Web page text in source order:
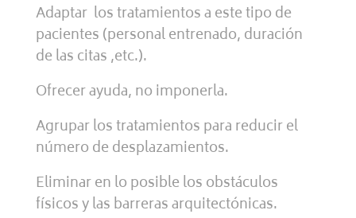
Adaptar los tratamientos a este tipo de
pacientes (personal entrenado, duración
de las citas ,etc.).
Ofrecer ayuda, no imponerla.
Agrupar los tratamientos para reducir el
número de desplazamientos.
Eliminar en lo posible los obstáculos
físicos y las barreras arquitectónicas.